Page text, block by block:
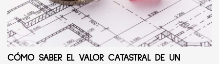
CÓMO SABER EL VALOR CATASTRAL DE UN